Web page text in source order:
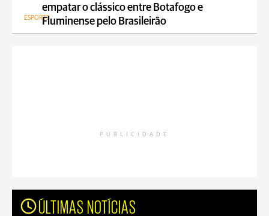
empatar o clássico entre Botafogo e
Fluminense pelo Brasileirão
ESPORTE
PUBLICIDADE
ÚLTIMAS NOTÍCIAS